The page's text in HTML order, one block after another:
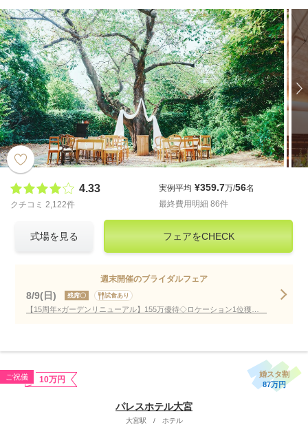
4.33
クチコミ 2,122件
実例平均 ¥359.7万/56名
最終費用明細 86件
式場を見る フェアをCHECK
週末開催のブライダルフェア
8/9(日) 残席〇 試食あり
【15周年×ガーデンリニューアル】155万優待◇ロケーション1位獲得！
ご祝儀 10万円
婚スタ割
87万円
パレスホテル大宮
大宮駅 / ホテル